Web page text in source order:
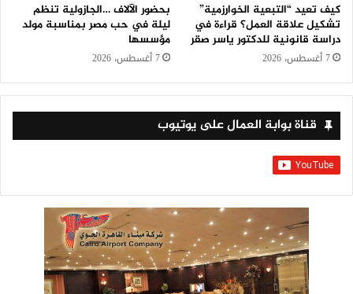
كيف تعيد “التبعية الخوارزمية”
تشكيل علاقة العمل؟ قراءة في
دراسة قانونية للدكتور ياسر صقر
7 أغسطس، 2026
بحضور الآلاف …الجازولية تنظم
ليلة في حب مصر بمناسبة مولد
مؤسسها
7 أغسطس، 2026
قناة بوابة العمال على يوتيوب